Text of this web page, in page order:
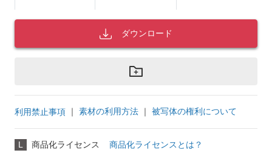
ダウンロード
利用禁止事項 ｜ 素材の利用方法 ｜ 被写体の権利について
L 商品化ライセンス 商品化ライセンスとは？